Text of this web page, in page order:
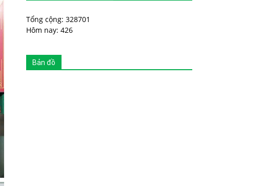
Tổng cộng: 328701
Hôm nay: 426
Bản đồ